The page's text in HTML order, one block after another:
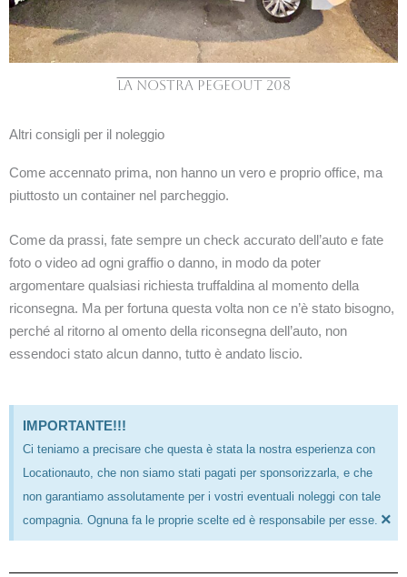
LA NOSTRA PEGEOUT 208
Altri consigli per il noleggio
Come accennato prima, non hanno un vero e proprio office, ma
piuttosto un container nel parcheggio.
Come da prassi, fate sempre un check accurato dell’auto e fate
foto o video ad ogni graffio o danno, in modo da poter
argomentare qualsiasi richiesta truffaldina al momento della
riconsegna. Ma per fortuna questa volta non ce n’è stato bisogno,
perché al ritorno al omento della riconsegna dell’auto, non
essendoci stato alcun danno, tutto è andato liscio.
IMPORTANTE!!!
Ci teniamo a precisare che questa è stata la nostra esperienza con
Locationauto, che non siamo stati pagati per sponsorizzarla, e che
non garantiamo assolutamente per i vostri eventuali noleggi con tale
compagnia. Ognuna fa le proprie scelte ed è responsabile per esse. ×